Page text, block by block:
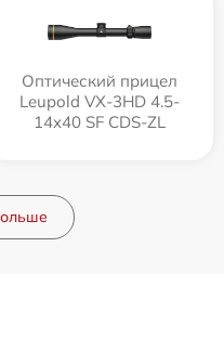
Оптический прицел
Leupold VX-3HD 4.5-
14x40 SF CDS-ZL